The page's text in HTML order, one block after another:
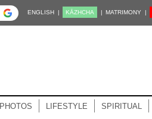
ENGLISH | KĀZHCHA | MATRIMONY |
PHOTOS LIFESTYLE SPIRITUAL